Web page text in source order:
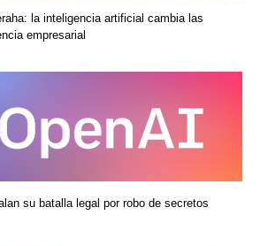
la inteligencia artificial cambia las
empresarial
su batalla legal por robo de secretos